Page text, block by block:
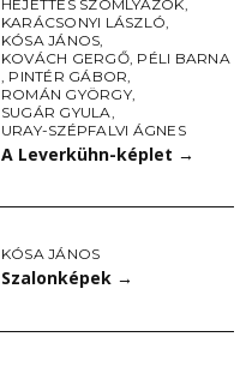
HEJETTES SZOMLYAZÓK,
KARÁCSONYI LÁSZLÓ,
KÓSA JÁNOS,
KOVÁCH GERGŐ, PÉLI BARNA
, PINTÉR GÁBOR,
ROMÁN GYÖRGY,
SUGÁR GYULA,
URAY-SZÉPFALVI ÁGNES
A Leverkühn-képlet →
KÓSA JÁNOS
Szalonképek →